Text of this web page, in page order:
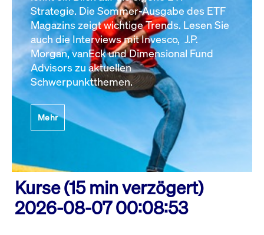
Strategie. Die Sommer-Ausgabe des ETF
Magazins zeigt wichtige Trends. Lesen Sie
auch die Interviews mit Invesco, J.P.
Morgan, vanEck und Dimensional Fund
Advisors zu aktuellen
Schwerpunktthemen.
Mehr
Kurse (15 min verzögert)
2026-08-07 00:08:53